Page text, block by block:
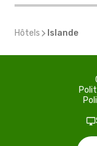
Hôtels Islande